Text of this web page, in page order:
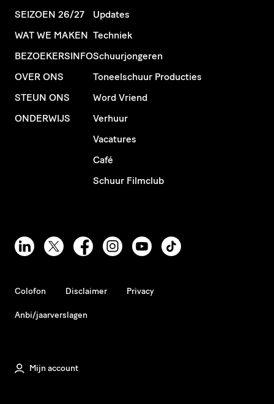
SEIZOEN 26/27
WAT WE MAKEN
BEZOEKERSINFO
OVER ONS
STEUN ONS
ONDERWIJS
Updates
Techniek
Schuurjongeren
Toneelschuur Producties
Word Vriend
Verhuur
Vacatures
Café
Schuur Filmclub
Colofon Disclaimer Privacy
Anbi/jaarverslagen
Mijn account